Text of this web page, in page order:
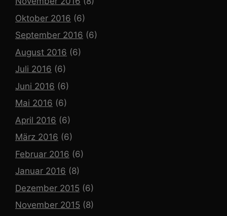
Oktober 2016 (6)
September 2016 (6)
August 2016 (6)
Juli 2016 (6)
Juni 2016 (6)
Mai 2016 (6)
April 2016 (6)
März 2016 (6)
Februar 2016 (6)
Januar 2016 (8)
Dezember 2015 (6)
November 2015 (8)